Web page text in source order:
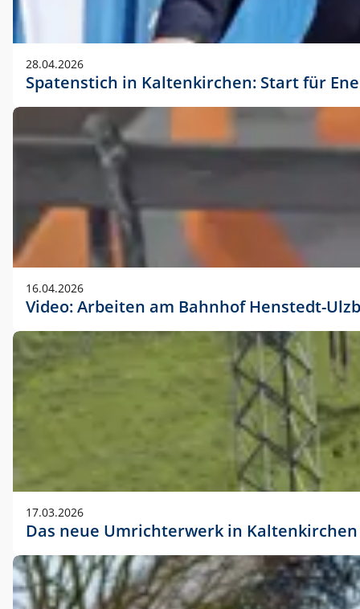
28.04.2026
Spatenstich in Kaltenkirchen: Start für
16.04.2026
Video: Arbeiten am Bahnhof Henstedt-
17.03.2026
Das neue Umrichterwerk in Kaltenkirchen